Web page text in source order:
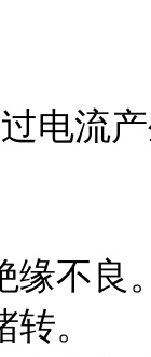
电流
不良
。